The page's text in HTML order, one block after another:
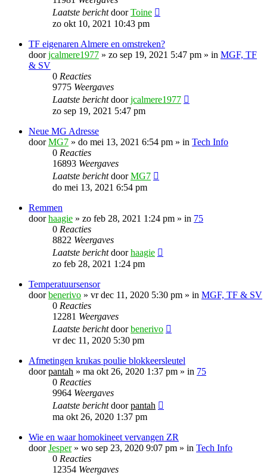
Laatste berichtdoorToine
zo okt 10, 2021 10:43 pm
TF eigenaren Almere en omstreken?
doorjcalmere1977 » zo sep 19, 2021 5:47 pm » in MGF, TF
& SV
0 Reacties
9775 Weergaves
Laatste berichtdoorjcalmere1977
zo sep 19, 2021 5:47 pm
Neue MG Adresse
doorMG7 » do mei 13, 2021 6:54 pm » in Tech Info
0 Reacties
16893 Weergaves
Laatste berichtdoorMG7
do mei 13, 2021 6:54 pm
Remmen
doorhaagie » zo feb 28, 2021 1:24 pm » in 75
0 Reacties
8822 Weergaves
Laatste berichtdoorhaagie
zo feb 28, 2021 1:24 pm
Temperatuursensor
doorbenerivo » vr dec 11, 2020 5:30 pm » in MGF, TF & SV
0 Reacties
12281 Weergaves
Laatste berichtdoorbenerivo
vr dec 11, 2020 5:30 pm
Afmetingen krukas poulie blokkeersleutel
doorpantah » ma okt 26, 2020 1:37 pm » in 75
0 Reacties
9964 Weergaves
Laatste berichtdoorpantah
ma okt 26, 2020 1:37 pm
Wie en waar homokineet vervangen ZR
doorJesper» wo sep 23, 2020 9:07 pm » in Tech Info
0 Reacties
12354 Weergaves